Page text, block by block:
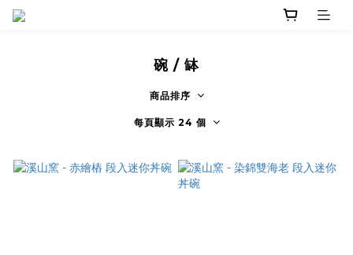
碗 / 缽
商品排序
每頁顯示 24 個